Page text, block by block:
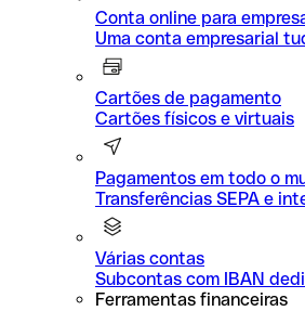
Conta online para
Uma conta empresarial
Cartões de pagamento
Cartões físicos e virtuais
Pagamentos em todo o
Transferências SEPA e
Várias contas
Subcontas com IBAN
Ferramentas financeiras